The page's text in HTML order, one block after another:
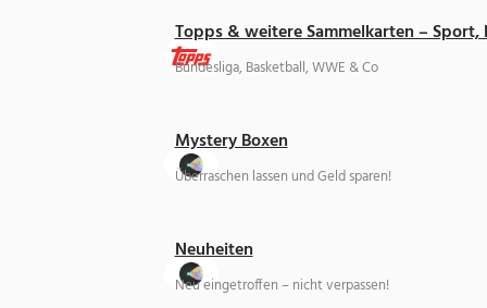
Topps & weitere Sammelkarten –
Bundesliga, Basketball, WWE & Co
Mystery Boxen
Überraschen lassen und Geld sparen!
Neuheiten
Neu eingetroffen – nicht verpassen!